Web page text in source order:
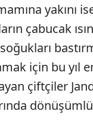
yakını
çabucak
için bu yıl
çiftçiler